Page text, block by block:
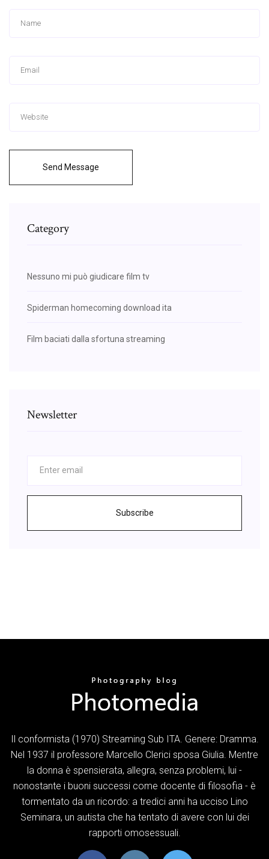
Send Message
Category
Nessuno mi può giudicare film tv
Spiderman homecoming download ita
Film baciati dalla sfortuna streaming
Newsletter
Subscribe
Il conformista (1970) Streaming Sub ITA. Genere: Dramma.
Nel 1937 il professore Marcello Clerici sposa Giulia. Mentre
la donna è spensierata, allegra, senza problemi, lui -
nonostante i buoni successi come docente di filosofia - è
tormentato da un ricordo: a tredici anni ha ucciso Lino
Seminara, un autista che ha tentato di avere con lui dei
rapporti omosessuali.